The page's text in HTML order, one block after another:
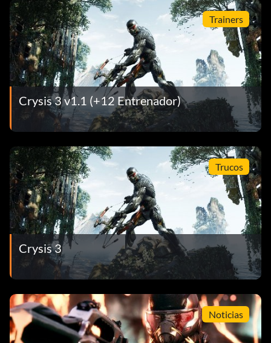
Trainers
Crysis 3 v1.1 (+12 Entrenador)
Trucos
Crysis 3
Noticias